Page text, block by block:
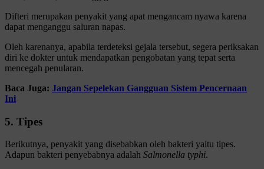
Difteri merupakan penyakit yang apat mengancam nyawa karena
dapat menganggu saluran napas.
Oleh karenanya, apabila terdeteksi gejala tersebut, segera periksakan
diri ke dokter untuk mendapatkan pengobatan yang tepat serta
mencegah penularan.
Baca Juga: Jangan Sepelekan Gangguan Sistem Pencernaan
Ini
5. Tipes
Berikutnya, penyakit yang disebabkan oleh bakteri yaitu tipes.
Adapun bakteri penyebabnya adalah Salmonella typhi.